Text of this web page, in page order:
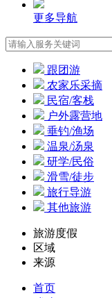
更多导航
跟团游
农家乐采摘
民宿/客栈
户外露营地
垂钓/渔场
温泉/汤泉
研学/民俗
滑雪/徒步
旅行导游
其他旅游
旅游度假
区域
来源
首页